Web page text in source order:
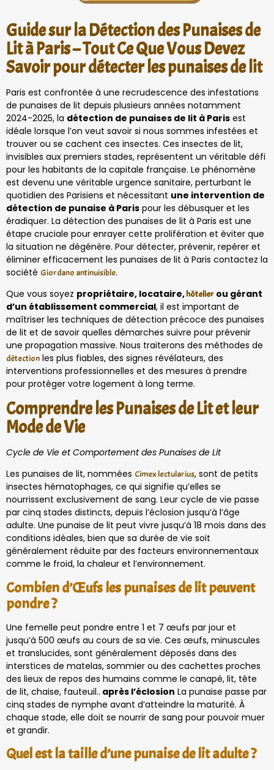
Guide sur la Détection des Punaises de
Lit à Paris – Tout Ce Que Vous Devez
Savoir pour détecter les punaises de lit
Paris est confrontée à une recrudescence des infestations
de punaises de lit depuis plusieurs années notamment
2024-2025, la détection de punaises de lit à Paris est
idéale lorsque l’on veut savoir si nous sommes infestées et
trouver ou se cachent ces insectes. Ces insectes de lit,
invisibles aux premiers stades, représentent un véritable défi
pour les habitants de la capitale française. Le phénomène
est devenu une véritable urgence sanitaire, perturbant le
quotidien des Parisiens et nécessitant une intervention de
détection de punaise à Paris pour les débusquer et les
éradiquer. La détection des punaises de lit à Paris est une
étape cruciale pour enrayer cette prolifération et éviter que
la situation ne dégénère. Pour détecter, prévenir, repérer et
éliminer efficacement les punaises de lit à Paris contactez la
société Giordano antinuisible.
Que vous soyez propriétaire, locataire,hôtelier ou gérant
d’un établissement commercial, il est important de
maîtriser les techniques de détection précoce des punaises
de lit et de savoir quelles démarches suivre pour prévenir
une propagation massive. Nous traiterons des méthodes de
détection les plus fiables, des signes révélateurs, des
interventions professionnelles et des mesures à prendre
pour protéger votre logement à long terme.
Comprendre les Punaises de Lit et leur
Mode de Vie
Cycle de Vie et Comportement des Punaises de Lit
Les punaises de lit, nommées Cimex lectularius, sont de petits
insectes hématophages, ce qui signifie qu’elles se
nourrissent exclusivement de sang. Leur cycle de vie passe
par cinq stades distincts, depuis l’éclosion jusqu’à l’âge
adulte. Une punaise de lit peut vivre jusqu’à 18 mois dans des
conditions idéales, bien que sa durée de vie soit
généralement réduite par des facteurs environnementaux
comme le froid, la chaleur et l’environnement.
Combien d’Œufs les punaises de lit peuvent
pondre ?
Une femelle peut pondre entre 1 et 7 œufs par jour et
jusqu’à 500 œufs au cours de sa vie. Ces œufs, minuscules
et translucides, sont généralement déposés dans des
interstices de matelas, sommier ou des cachettes proches
des lieux de repos des humains comme le canapé, lit, tête
de lit, chaise, fauteuil.. après l’éclosion La punaise passe par
cinq stades de nymphe avant d’atteindre la maturité. À
chaque stade, elle doit se nourrir de sang pour pouvoir muer
et grandir.
Quel est la taille d’une punaise de lit adulte ?